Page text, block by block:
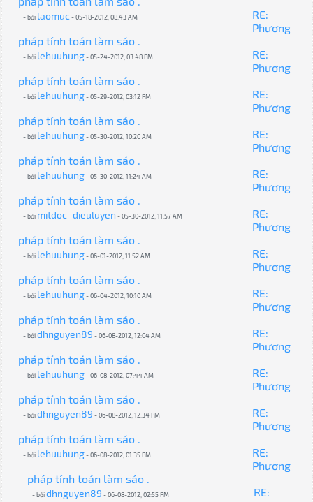
- bởi laomuc- 05-18-2012, 08:43 AM
RE:
Phương
pháp tính toán làm sáo .
- bởi lehuuhung- 05-24-2012, 03:48 PM
RE:
Phương
pháp tính toán làm sáo .
- bởi lehuuhung- 05-29-2012, 03:12 PM
RE:
Phương
pháp tính toán làm sáo .
- bởi lehuuhung- 05-30-2012, 10:20 AM
RE:
Phương
pháp tính toán làm sáo .
- bởi lehuuhung- 05-30-2012, 11:24 AM
RE:
Phương
pháp tính toán làm sáo .
- bởi mitdoc_dieuluyen - 05-30-2012, 11:57 AM
RE:
Phương
pháp tính toán làm sáo .
- bởi lehuuhung- 06-01-2012, 11:52 AM
RE:
Phương
pháp tính toán làm sáo .
- bởi lehuuhung- 06-04-2012, 10:10 AM
RE:
Phương
pháp tính toán làm sáo .
- bởidhnguyen89 - 06-08-2012, 12:04 AM
RE:
Phương
pháp tính toán làm sáo .
- bởi lehuuhung- 06-08-2012, 07:44 AM
RE:
Phương
pháp tính toán làm sáo .
- bởidhnguyen89 - 06-08-2012, 12:34 PM
RE:
Phương
pháp tính toán làm sáo .
- bởi lehuuhung- 06-08-2012, 01:35 PM
RE:
Phương
pháp tính toán làm sáo .
- bởidhnguyen89 - 06-08-2012, 02:55 PM
RE: